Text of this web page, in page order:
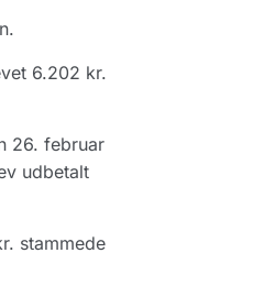
6.202 kr.
26. februar
udbetalt
stammede